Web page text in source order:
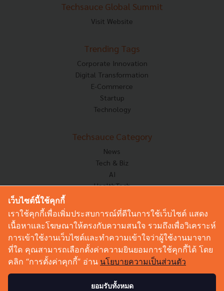
Techsauce Global Summit
Visit Website
Trending Tags
Corporate Innovation
Digital Transformation
E-Commerce
Startup
Technology
Techsauce Category
News
Tech & Biz
AI
HealthTech
Corp Innov
Saucy Thoughts
Based On
Sustainable
Videos
Podcast
เว็บไซต์นี้ใช้คุกกี้
เราใช้คุกกี้เพื่อเพิ่มประสบการณ์ที่ดีในการใช้เว็บไซต์ แสดง
เนื้อหาและโฆษณาให้ตรงกับความสนใจ รวมถึงเพื่อวิเคราะห์
การเข้าใช้งานเว็บไซต์และทำความเข้าใจว่าผู้ใช้งานมาจาก
ที่ใด คุณสามารถเลือกตั้งค่าความยินยอมการใช้คุกกี้ได้ โดย
คลิก “การตั้งค่าคุกกี้” อ่าน นโยบายความเป็นส่วนตัว
ยอมรับทั้งหมด